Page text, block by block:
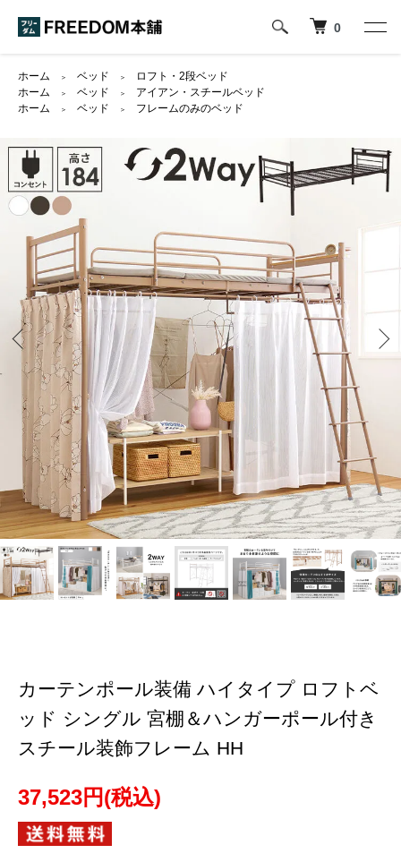
0
ホーム ＞ ベッド ＞
ロフト・2段ベッド
ホーム
＞ ベッド ＞
アイアン・スチールベッド
ホーム
＞ ベッド ＞ フレームのみのベッド
カーテンポール装備 ハイタイプ ロフトベ
ッド シングル 宮棚＆ハンガーポール付き
スチール装飾フレーム HH
37,523円(税込)